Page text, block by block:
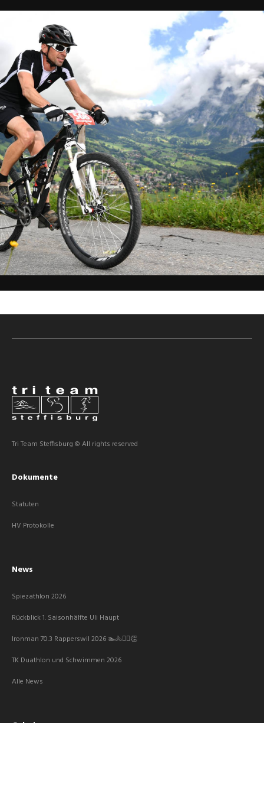
Tri Team Steffisburg © All rights reserved
Dokumente
Statuten
HV Protokolle
News
Spiezathlon 2026
Rückblick 1. Saisonhälfte Uli Haupt
Ironman 70.3 Rapperswil 2026 🏊🚴🏃‍♀️👏
TK Duathlon und Schwimmen 2026
Alle News
Galerie